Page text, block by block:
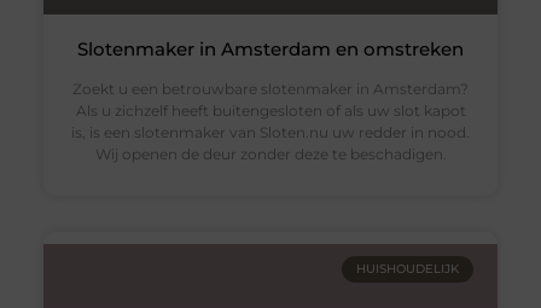
Slotenmaker in Amsterdam en omstreken
Zoekt u een betrouwbare slotenmaker in Amsterdam?
Als u zichzelf heeft buitengesloten of als uw slot kapot
is, is een slotenmaker van Sloten.nu uw redder in nood.
Wij openen de deur zonder deze te beschadigen.
HUISHOUDELIJK